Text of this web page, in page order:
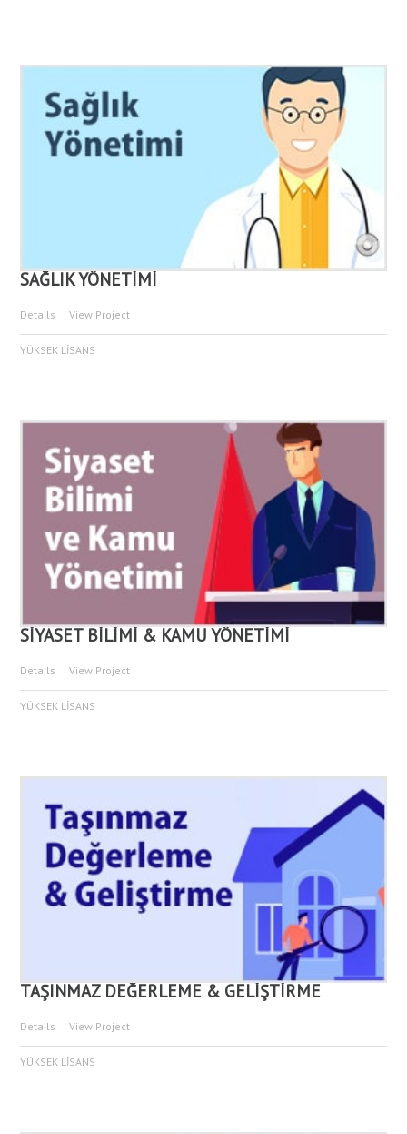
SAĞLIK YÖNETİMİ
Details View Project
YÜKSEK LİSANS
SİYASET BİLİMİ & KAMU YÖNETİMİ
Details View Project
YÜKSEK LİSANS
TAŞINMAZ DEĞERLEME & GELİŞTİRME
Details View Project
YÜKSEK LİSANS